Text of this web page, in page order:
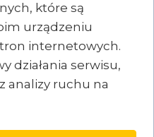
Zimowy serwis
robotów
koszących oraz
instalacji
nawadniania
które są
urządzeniu
internetowych.
działania serwisu,
analizy ruchu na